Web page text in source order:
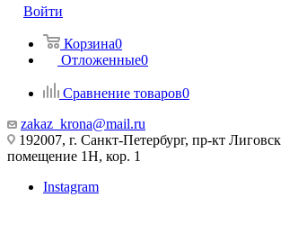
Войти
Корзина0
Отложенные0
Сравнение товаров0
zakaz_krona@mail.ru
192007, г. Санкт-Петербург, пр-кт
помещение 1Н, кор. 1
Instagram